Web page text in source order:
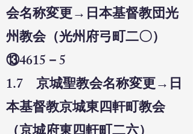
会名称変更→日本基督教団光
州教会（光州府弓町二〇）
⑬4615－5
1.7 京城聖教会名称変更→日
本基督教京城東四軒町教会